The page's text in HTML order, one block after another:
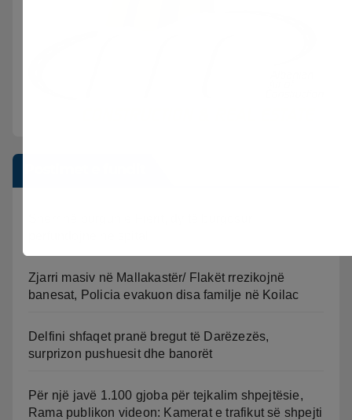
Zjarri masiv në Mallakastër/ Flakët rrezikojnë
banesat, Policia evakuon disa familje në Koilac
Delfini shfaqet pranë bregut të Darëzezës,
surprizon pushuesit dhe banorët
Për një javë 1.100 gjoba për tejkalim shpejtësie,
Rama publikon videon: Kamerat e trafikut së shpejti